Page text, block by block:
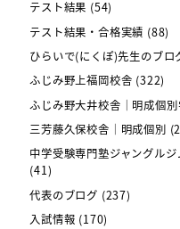
テスト結果 (54)
テスト結果・合格実績 (88)
ひらいで(にくぽ)先生のブロ
ふじみ野上福岡校舎 (322)
ふじみ野大井校舎｜明成個
三芳藤久保校舎｜明成個別
中学受験専門塾ジャングル
(41)
代表のブログ (237)
入試情報 (170)